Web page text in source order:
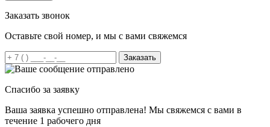
Заказать звонок
Оставьте свой номер, и мы с вами свяжемся
Заказать
Спасибо за заявку
Ваша заявка успешно отправлена! Мы свяжемся с вами в
течение 1 рабочего дня